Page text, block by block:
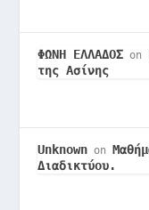
ΦΩΝΗ ΕΛΛΑΔΟΣ on
της Ασίνης
Unknown on
Διαδικτύου.